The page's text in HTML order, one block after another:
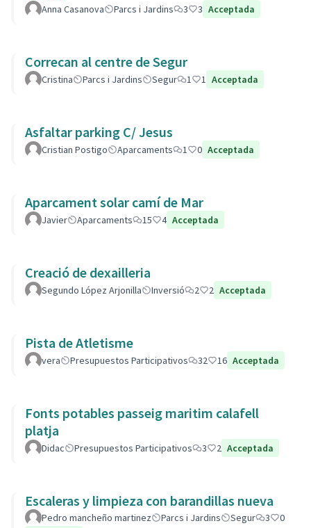
Anna Casanova Parcs i Jardins 3 3 Acceptada
Correcan al centre de Segur
Cristina Parcs i Jardins Segur 1 1 Acceptada
Asfaltar parking C/ Jesus
Cristian Postigo Aparcaments 1 0 Acceptada
Aparcament solar camí de Mar
Javier Aparcaments 15 4 Acceptada
Creació de dexailleria
Segundo López Arjonilla Inversió 2 2 Acceptada
Pista de Atletisme
vera Presupuestos Participativos 32 16 Acceptada
Fonts potables passeig maritim calafell
platja
Didac Presupuestos Participativos 3 2 Acceptada
Escaleras y limpieza con barandillas nueva
Pedro mancheño martinez Parcs i Jardins Segur 3
0